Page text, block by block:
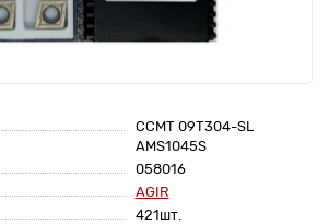
CCMT 09T304-SL
AMS1045S
058016
AGIR
421шт.